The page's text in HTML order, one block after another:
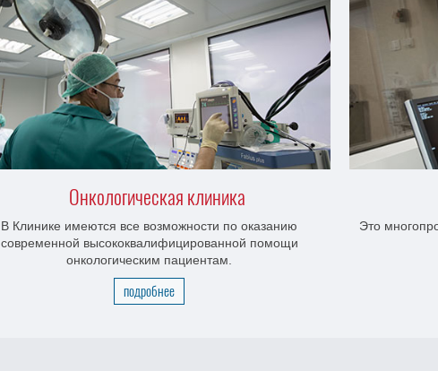
Онкологическая клиника
В Клинике имеются все возможности по оказанию
современной высококвалифицированной помощи
онкологическим пациентам.
подробнее
Это